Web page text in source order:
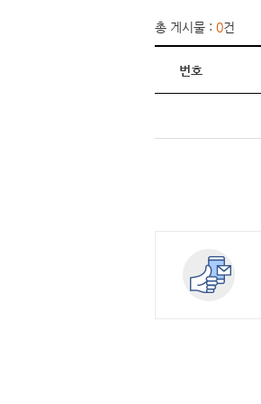
총 게시물 : 0건
번호